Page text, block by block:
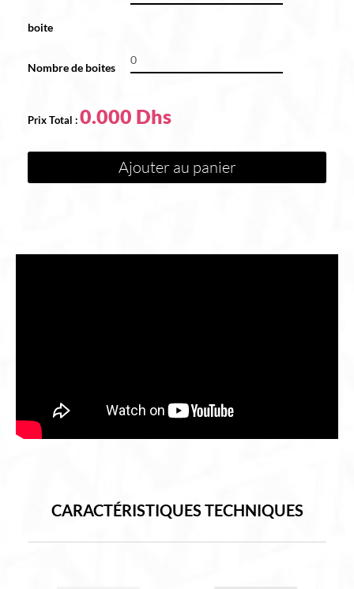
boite
Nombre de boites
0.000
Ajouter au panier
CARACTÉRISTIQUES TECHNIQUES